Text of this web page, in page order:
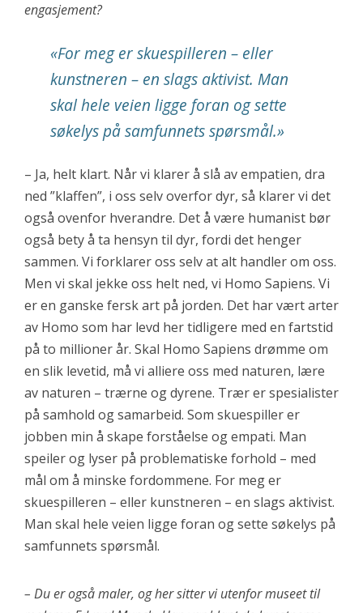
engasjement?
«For meg er skuespilleren – eller
kunstneren – en slags aktivist. Man
skal hele veien ligge foran og sette
søkelys på samfunnets spørsmål.»
– Ja, helt klart. Når vi klarer å slå av empatien, dra
ned ”klaffen”, i oss selv overfor dyr, så klarer vi det
også ovenfor hverandre. Det å være humanist bør
også bety å ta hensyn til dyr, fordi det henger
sammen. Vi forklarer oss selv at alt handler om oss.
Men vi skal jekke oss helt ned, vi Homo Sapiens. Vi
er en ganske fersk art på jorden. Det har vært arter
av Homo som har levd her tidligere med en fartstid
på to millioner år. Skal Homo Sapiens drømme om
en slik levetid, må vi alliere oss med naturen, lære
av naturen – trærne og dyrene. Trær er spesialister
på samhold og samarbeid. Som skuespiller er
jobben min å skape forståelse og empati. Man
speiler og lyser på problematiske forhold – med
mål om å minske fordommene. For meg er
skuespilleren – eller kunstneren – en slags aktivist.
Man skal hele veien ligge foran og sette søkelys på
samfunnets spørsmål.
– Du er også maler, og her sitter vi utenfor museet til